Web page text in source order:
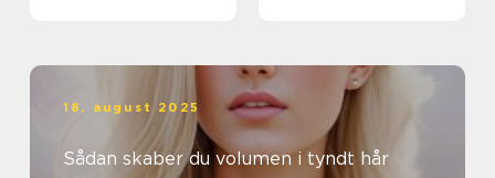
18. august 2025
Sådan skaber du volumen i tyndt hår